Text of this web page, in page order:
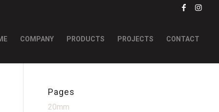
COMPANY PRODUCTS PROJECTS CONTACT
Pages
20mm